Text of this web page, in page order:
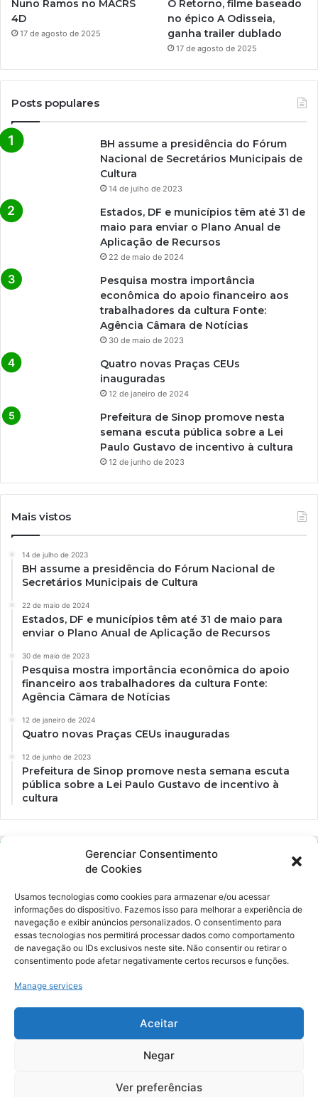
Gerenciar Consentimento
de Cookies
Usamos tecnologias como cookies para armazenar e/ou acessar
informações do dispositivo. Fazemos isso para melhorar a experiência de
navegação e exibir anúncios personalizados. O consentimento para
essas tecnologias nos permitirá processar dados como comportamento
de navegação ou IDs exclusivos neste site. Não consentir ou retirar o
consentimento pode afetar negativamente certos recursos e funções.
Manage services
Aceitar
Negar
Ver preferências
Nuno Ramos no MACRS
4D
17 de agosto de 2025
O Retorno, filme baseado
no épico A Odisseia,
ganha trailer dublado
17 de agosto de 2025
Posts populares
BH assume a presidência do Fórum
Nacional de Secretários Municipais de
Cultura
14 de julho de 2023
Estados, DF e municípios têm até 31 de
maio para enviar o Plano Anual de
Aplicação de Recursos
22 de maio de 2024
Pesquisa mostra importância
econômica do apoio financeiro aos
trabalhadores da cultura Fonte:
Agência Câmara de Notícias
30 de maio de 2023
Quatro novas Praças CEUs
inauguradas
12 de janeiro de 2024
Prefeitura de Sinop promove nesta
semana escuta pública sobre a Lei
Paulo Gustavo de incentivo à cultura
12 de junho de 2023
Mais vistos
14 de julho de 2023
BH assume a presidência do Fórum Nacional de
Secretários Municipais de Cultura
22 de maio de 2024
Estados, DF e municípios têm até 31 de maio para
enviar o Plano Anual de Aplicação de Recursos
30 de maio de 2023
Pesquisa mostra importância econômica do apoio
financeiro aos trabalhadores da cultura Fonte:
Agência Câmara de Notícias
12 de janeiro de 2024
Quatro novas Praças CEUs inauguradas
12 de junho de 2023
Prefeitura de Sinop promove nesta semana escuta
pública sobre a Lei Paulo Gustavo de incentivo à
cultura
Ockara é uma plataforma multicultural e criativa. Nossa proposta é
oferecer o máximo de ferramentas para realizadores e
gerenciadores de espaços criativos e culturais.
© Merak Produções Criativas. CNPJ: 39.155.931/0001-02.
Inscrição Municipal: 47927301. Todos os direitos Reservados.